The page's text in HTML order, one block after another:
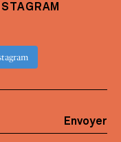
Envoyer